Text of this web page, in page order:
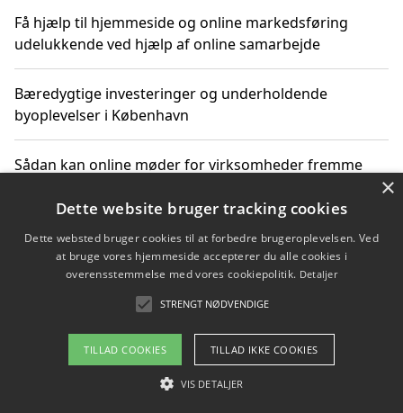
Få hjælp til hjemmeside og online markedsføring
udelukkende ved hjælp af online samarbejde
Bæredygtige investeringer og underholdende
byoplevelser i København
Sådan kan online møder for virksomheder fremme
Copyright 2026 - Pilanto Aps
Om / kontakt
×
Dette website bruger tracking cookies
Dette websted bruger cookies til at forbedre brugeroplevelsen. Ved
at bruge vores hjemmeside accepterer du alle cookies i
overensstemmelse med vores cookiepolitik. Detaljer
STRENGT NØDVENDIGE
TILLAD COOKIES TILLAD IKKE COOKIES
VIS DETALJER